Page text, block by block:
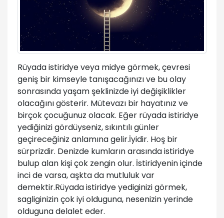
Rüyada istiridye veya midye görmek, çevresi
geniş bir kimseyle tanışacağınızı ve bu olay
sonrasında yaşam şeklinizde iyi değişiklikler
olacağını gösterir. Mütevazı bir hayatınız ve
birçok çocuğunuz olacak. Eğer rüyada istiridye
yediğinizi gördüyseniz, sıkıntılı günler
geçireceğiniz anlamına gelir.İyidir. Hoş bir
sürprizdir. Denizde kumların arasında istiridye
bulup alan kişi çok zengin olur. İstiridyenin içinde
inci de varsa, aşkta da mutluluk var
demektir.Rüyada istiridye yediginizi görmek,
sagliginizin çok iyi olduguna, nesenizin yerinde
olduguna delalet eder.